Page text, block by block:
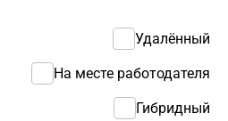
Удалённый
На месте работодателя
Гибридный